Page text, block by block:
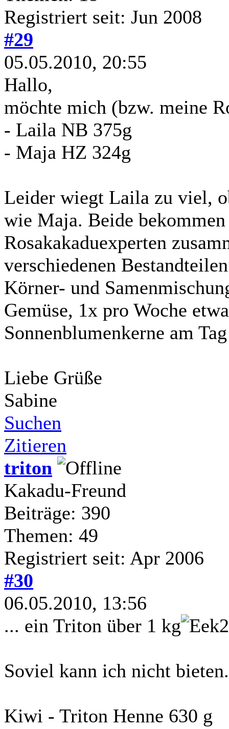
Registriert seit: Jun 2008
#29
05.05.2010, 20:55
Hallo,
möchte mich (bzw. meine
- Laila NB 375g
- Maja HZ 324g
Leider wiegt Laila zu viel,
wie Maja. Beide
Rosakakaduexperten
verschiedenen
Körner- und
Gemüse, 1x pro Woche
Sonnenblumenkerne am
Liebe Grüße
Sabine
Suchen
Zitieren
triton
Kakadu-Freund
Beiträge: 390
Themen: 49
Registriert seit: Apr 2006
#30
06.05.2010, 13:56
... ein Triton über 1 kg
Soviel kann ich nicht
Kiwi - Triton Henne 630 g